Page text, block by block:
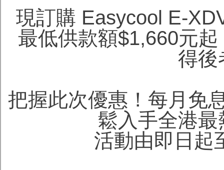
現訂購 Easycool E-
最低供款額$1,660元
得後
把握此次優惠！每月免
鬆入手全港
活動由即日起